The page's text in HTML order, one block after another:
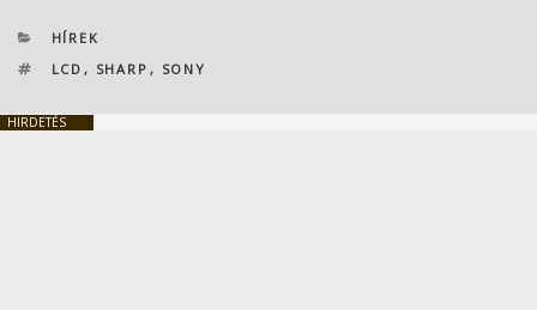
KATEGÓRIÁK
HÍREK
CÍMKÉK
LCD , SHARP , SONY
HIRDETÉS